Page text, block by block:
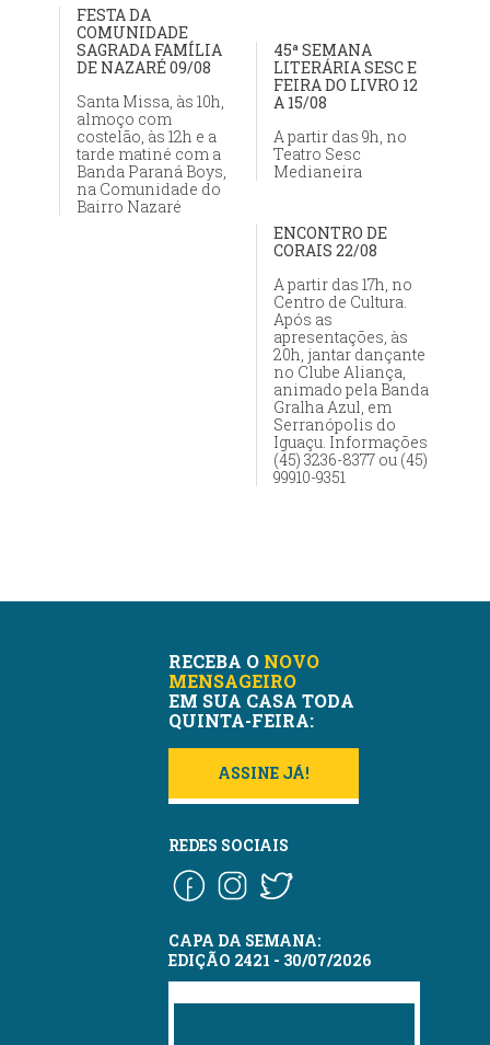
FESTA DA
COMUNIDADE
SAGRADA FAMÍLIA
DE NAZARÉ 09/08
Santa Missa, às 10h,
almoço com
costelão, às 12h e a
tarde matiné com a
Banda Paraná Boys,
na Comunidade do
Bairro Nazaré
45ª SEMANA
LITERÁRIA SESC E
FEIRA DO LIVRO 12
A 15/08
A partir das 9h, no
Teatro Sesc
Medianeira
ENCONTRO DE
CORAIS 22/08
A partir das 17h, no
Centro de Cultura.
Após as
apresentações, às
20h, jantar dançante
no Clube Aliança,
animado pela Banda
Gralha Azul, em
Serranópolis do
Iguaçu. Informações
(45) 3236-8377 ou (45)
99910-9351
RECEBA O NOVO
MENSAGEIRO
EM SUA CASA TODA
QUINTA-FEIRA:
ASSINE JÁ!
REDES SOCIAIS
CAPA DA SEMANA:
EDIÇÃO 2421 - 30/07/2026